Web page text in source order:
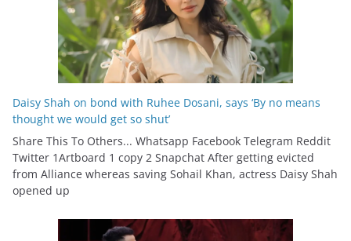
Daisy Shah on bond with Ruhee Dosani, says ‘By no means
thought we would get so shut’
Share This To Others... Whatsapp Facebook Telegram Reddit
Twitter 1Artboard 1 copy 2 Snapchat After getting evicted
from Alliance whereas saving Sohail Khan, actress Daisy Shah
opened up